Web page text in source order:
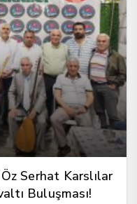
Serhat Karslılar
Buluşması!